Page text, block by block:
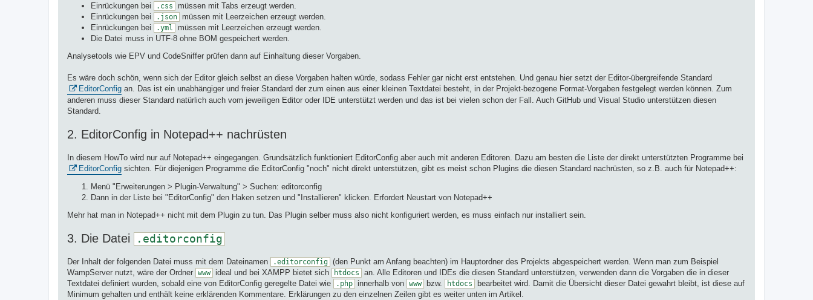
Einrückungen bei
.css
müssen mit Tabs erzeugt werden.
Einrückungen bei
.json
müssen mit Leerzeichen erzeugt werden.
Einrückungen bei
.yml
müssen mit Leerzeichen erzeugt werden.
Die Datei muss in UTF-8 ohne BOM gespeichert werden.
Analysetools wie EPV und CodeSniffer prüfen dann auf Einhaltung dieser Vorgaben.
Es wäre doch schön, wenn sich der Editor gleich selbst an diese Vorgaben halten würde, sodass Fehler gar nicht erst entstehen. Und genau hier setzt der Editor-übergreifende Standard
EditorConfig an. Das ist ein unabhängiger und freier Standard der zum einen aus einer kleinen Textdatei besteht, in der Projekt-bezogene Format-Vorgaben festgelegt werden können. Zum
anderen muss dieser Standard natürlich auch vom jeweiligen Editor oder IDE unterstützt werden und das ist bei vielen schon der Fall. Auch GitHub und Visual Studio unterstützen diesen
Standard.
2. EditorConfig in Notepad++ nachrüsten
In diesem HowTo wird nur auf Notepad++ eingegangen. Grundsätzlich funktioniert EditorConfig aber auch mit anderen Editoren. Dazu am besten die Liste der direkt unterstützten Programme bei
EditorConfig sichten. Für diejenigen Programme die EditorConfig "noch" nicht direkt unterstützen, gibt es meist schon Plugins die diesen Standard nachrüsten, so z.B. auch für Notepad++:
Menü "Erweiterungen > Plugin-Verwaltung" > Suchen: editorconfig
Dann in der Liste bei "EditorConfig" den Haken setzen und "Installieren" klicken. Erfordert Neustart von Notepad++
Mehr hat man in Notepad++ nicht mit dem Plugin zu tun. Das Plugin selber muss also nicht konfiguriert werden, es muss einfach nur installiert sein.
3. Die Datei .editorconfig
Der Inhalt der folgenden Datei muss mit dem Dateinamen .editorconfig (den Punkt am Anfang beachten) im Hauptordner des Projekts abgespeichert werden. Wenn man zum Beispiel
WampServer nutzt, wäre der Ordner www ideal und bei XAMPP bietet sich htdocs
an. Alle Editoren und IDEs die diesen Standard unterstützen, verwenden dann die Vorgaben die in dieser
Textdatei definiert wurden, sobald eine von EditorConfig geregelte Datei wie
.php innerhalb von www bzw. htdocs
bearbeitet wird. Damit die Übersicht dieser Datei gewahrt bleibt, ist diese auf
Minimum gehalten und enthält keine erklärenden Kommentare. Erklärungen zu den einzelnen Zeilen gibt es weiter unten im Artikel.